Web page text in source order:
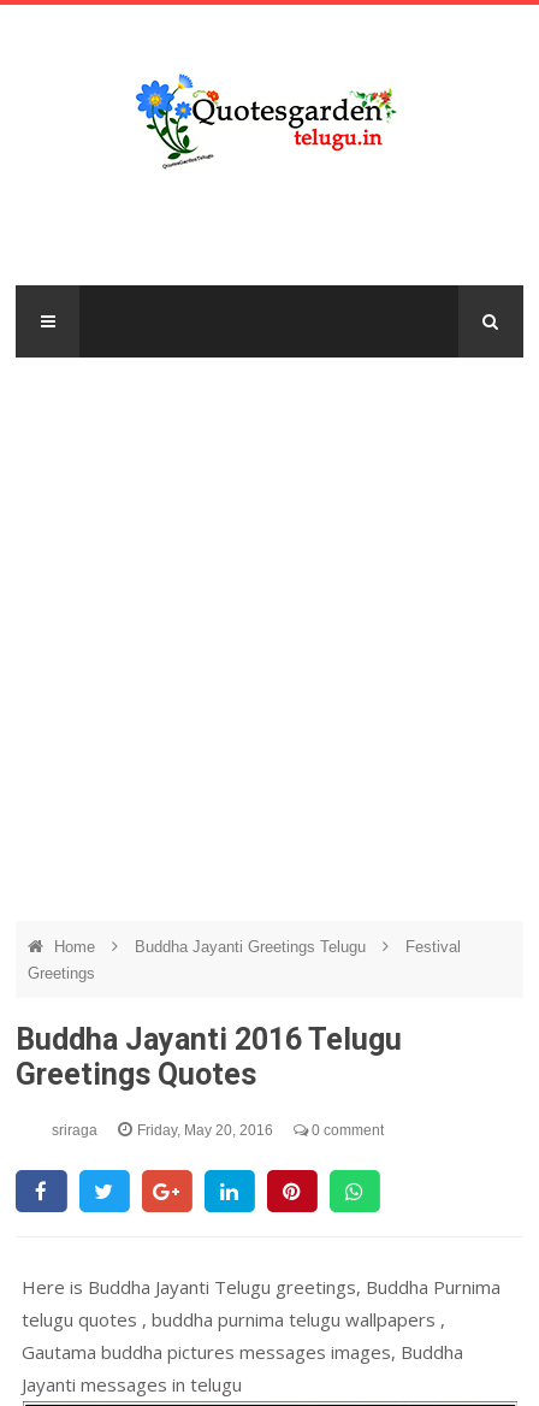
Home Buddha Jayanti Greetings Telugu
Festival
Greetings
Buddha Jayanti 2016 Telugu
Greetings Quotes
sriraga Friday, May 20, 2016 0 comment
Here is Buddha Jayanti Telugu greetings, Buddha Purnima
telugu quotes , buddha purnima telugu wallpapers ,
Gautama buddha pictures messages images, Buddha
Jayanti messages in telugu